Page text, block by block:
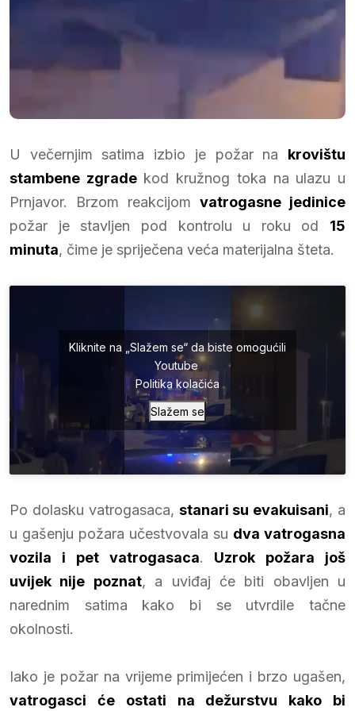
U večernjim satima izbio je požar na krovištu
stambene zgradekod kružnog toka na ulazu u
Prnjavor. Brzom reakcijom vatrogasne jedinice
požar je stavljen pod kontrolu u roku od 15
minuta, čime je spriječena veća materijalna šteta.
Kliknite na „Slažem se“ da biste omogućili
Youtube
Politika kolačića
Slažem se
Po dolasku vatrogasaca, stanari su evakuisani, a
u gašenju požara učestvovala su dva vatrogasna
vozila i pet vatrogasaca. Uzrok požara još
uvijek nije poznat, a uviđaj će biti obavljen u
narednim satima kako bi se utvrdile tačne
okolnosti.
Iako je požar na vrijeme primijećen i brzo ugašen,
vatrogasci će ostati na dežurstvu kako bi